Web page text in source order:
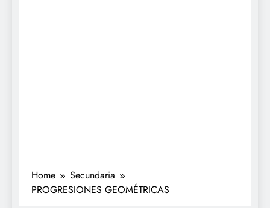
Home
Secundaria
PROGRESIONES GEOMÉTRICAS